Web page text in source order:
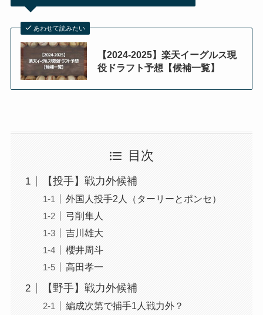
あわせて読みたい
【2024-2025】楽天イーグルス現
役ドラフト予想【候補一覧】
目次
【投手】戦力外候補
外国人投手2人（ターリーとポンセ）
弓削隼人
吉川雄大
櫻井周斗
高田孝一
【野手】戦力外候補
編成次第で捕手1人戦力外？